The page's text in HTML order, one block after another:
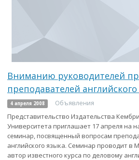
Вниманию руководителей
преподавателей
4 апреля 2008
Объявления
Представительство Издательства
Университета приглашает 17 апреля на
семинар, посвященный вопросам
английского языка. Семинар проводит в
автор известного курса по деловому